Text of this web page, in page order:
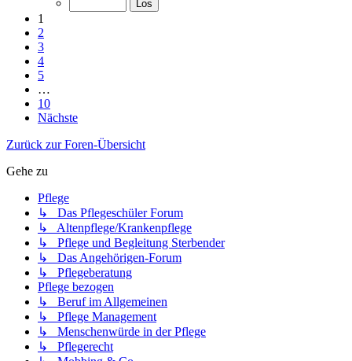
1
2
3
4
5
…
10
Nächste
Zurück zur Foren-Übersicht
Gehe zu
Pflege
↳ Das Pflegeschüler Forum
↳ Altenpflege/Krankenpflege
↳ Pflege und Begleitung Sterbender
↳ Das Angehörigen-Forum
↳ Pflegeberatung
Pflege bezogen
↳ Beruf im Allgemeinen
↳ Pflege Management
↳ Menschenwürde in der Pflege
↳ Pflegerecht